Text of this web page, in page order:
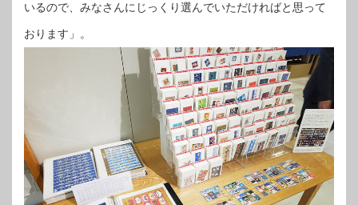
いるので、みなさんにじっくり選んでいただければと思って
おります」。